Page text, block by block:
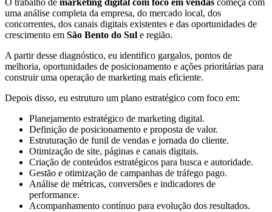
O trabalho de marketing digital com foco em vendas começa com
uma análise completa da empresa, do mercado local, dos
concorrentes, dos canais digitais existentes e das oportunidades de
crescimento em São Bento do Sul e região.
A partir desse diagnóstico, eu identifico gargalos, pontos de
melhoria, oportunidades de posicionamento e ações prioritárias para
construir uma operação de marketing mais eficiente.
Depois disso, eu estruturo um plano estratégico com foco em:
Planejamento estratégico de marketing digital.
Definição de posicionamento e proposta de valor.
Estruturação de funil de vendas e jornada do cliente.
Otimização de site, páginas e canais digitais.
Criação de conteúdos estratégicos para busca e autoridade.
Gestão e otimização de campanhas de tráfego pago.
Análise de métricas, conversões e indicadores de
performance.
Acompanhamento contínuo para evolução dos resultados.